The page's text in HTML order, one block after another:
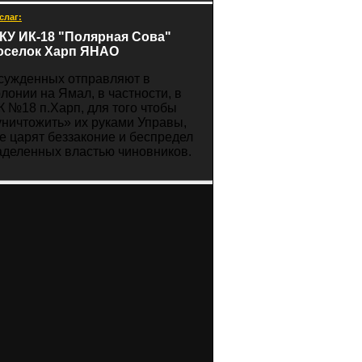
ИК-18 "Полярная Сова"
Харп ЯНАО
отправляют в
на Ямал, в частности, в
№18 п.Харп, для того чтобы
их руками Управы,
царят беззаконие и беспредел
властью чиновников.